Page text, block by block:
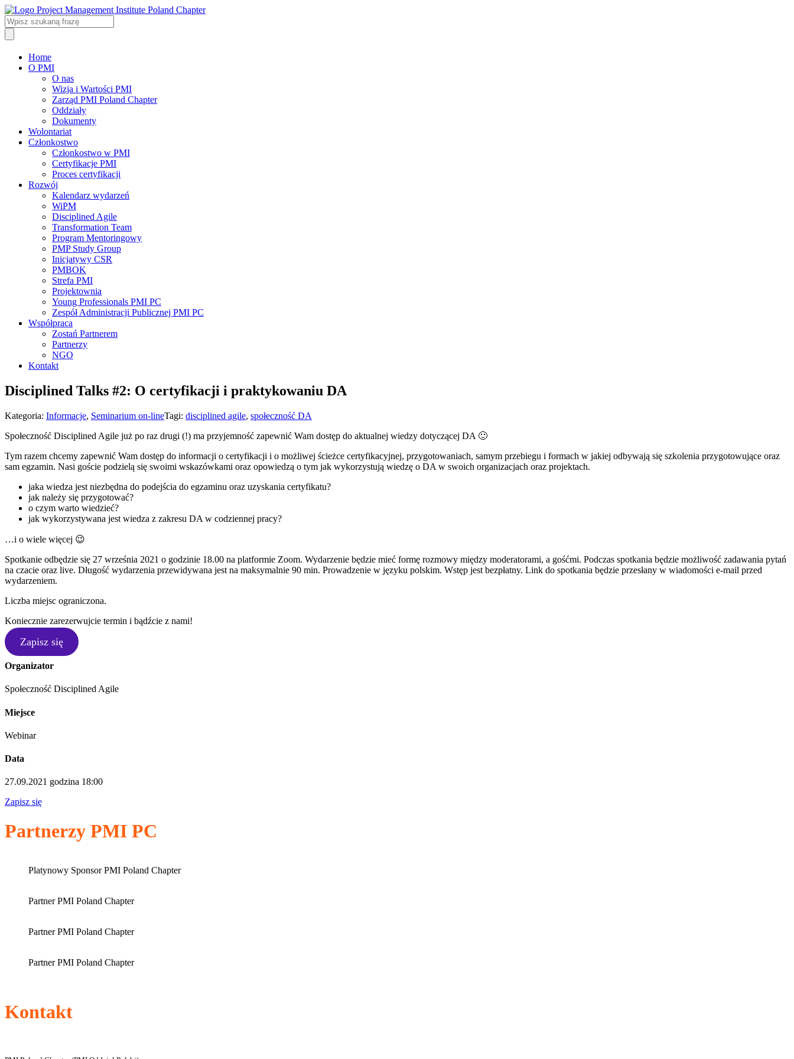
Home
O PMI
O nas
Wizja i Wartości PMI
Zarząd PMI Poland Chapter
Oddziały
Dokumenty
Wolontariat
Członkostwo
Członkostwo w PMI
Certyfikacje PMI
Proces certyfikacji
Rozwój
Kalendarz wydarzeń
WiPM
Disciplined Agile
Transformation Team
Program Mentoringowy
PMP Study Group
Inicjatywy CSR
PMBOK
Strefa PMI
Projektownia
Young Professionals PMI PC
Zespół Administracji Publicznej PMI PC
Współpraca
Zostań Partnerem
Partnerzy
NGO
Kontakt
Disciplined Talks #2: O certyfikacji i praktykowaniu DA
Kategoria: Informacje, Seminarium on-lineTagi: disciplined agile, społeczność DA
Społeczność Disciplined Agile już po raz drugi (!) ma przyjemność zapewnić Wam dostęp do aktualnej wiedzy dotyczącej DA 🙂
Tym razem chcemy zapewnić Wam dostęp do informacji o certyfikacji i o możliwej ścieżce certyfikacyjnej, przygotowaniach, samym przebiegu i formach w jakiej odbywają się szkolenia przygotowujące oraz
sam egzamin. Nasi goście podzielą się swoimi wskazówkami oraz opowiedzą o tym jak wykorzystują wiedzę o DA w swoich organizacjach oraz projektach.
jaka wiedza jest niezbędna do podejścia do egzaminu oraz uzyskania certyfikatu?
jak należy się przygotować?
o czym warto wiedzieć?
jak wykorzystywana jest wiedza z zakresu DA w codziennej pracy?
…i o wiele więcej 😉
Spotkanie odbędzie się 27 września 2021 o godzinie 18.00 na platformie Zoom. Wydarzenie będzie mieć formę rozmowy między moderatorami, a gośćmi. Podczas spotkania będzie możliwość zadawania pytań
na czacie oraz live. Długość wydarzenia przewidywana jest na maksymalnie 90 min. Prowadzenie w języku polskim. Wstęp jest bezpłatny. Link do spotkania będzie przesłany w wiadomości e-mail przed
wydarzeniem.
Liczba miejsc ograniczona.
Koniecznie zarezerwujcie termin i bądźcie z nami!
Zapisz się
Organizator
Społeczność Disciplined Agile
Miejsce
Webinar
Data
27.09.2021 godzina 18:00
Zapisz się
Partnerzy PMI PC
Platynowy Sponsor PMI Poland Chapter
Partner PMI Poland Chapter
Partner PMI Poland Chapter
Partner PMI Poland Chapter
Kontakt